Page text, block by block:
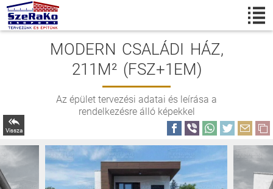
MODERN CSALÁDI HÁZ,
211M² (FSZ+1EM)
Az épület tervezési adatai és leírása a
rendelkezésre álló képekkel
Vissza